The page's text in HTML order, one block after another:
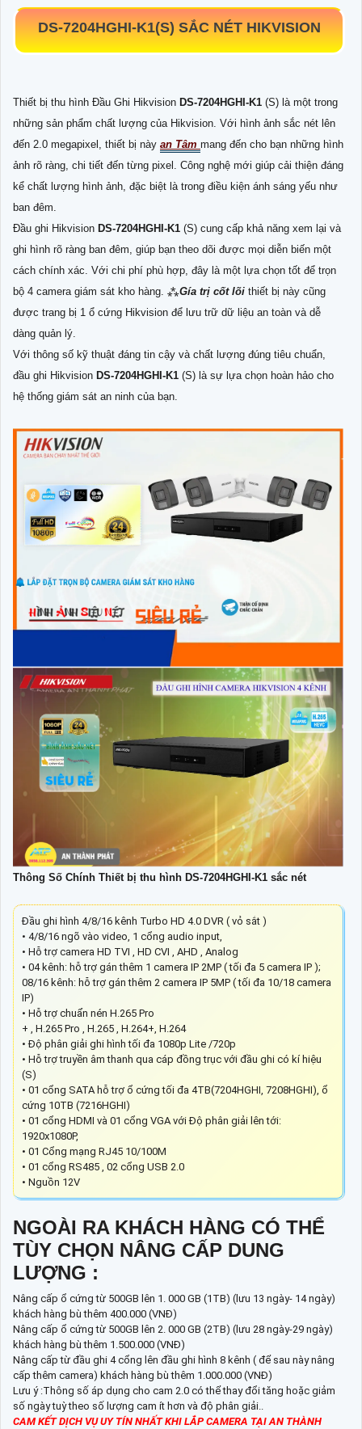
DS-7204HGHI-K1(S) SẮC NÉT HIKVISION
Thiết bị thu hình Đầu Ghi Hikvision DS-7204HGHI-K1 (S) là một trong
những sản phẩm chất lượng của Hikvision. Với hình ảnh sắc nét lên
đến 2.0 megapixel, thiết bị này an Tâm mang đến cho bạn những hình
ảnh rõ ràng, chi tiết đến từng pixel. Công nghệ mới giúp cải thiện đáng
kể chất lượng hình ảnh, đặc biệt là trong điều kiện ánh sáng yếu như
ban đêm.
Đầu ghi Hikvision DS-7204HGHI-K1 (S) cung cấp khả năng xem lại và
ghi hình rõ ràng ban đêm, giúp bạn theo dõi được mọi diễn biến một
cách chính xác. Với chi phí phù hợp, đây là một lựa chọn tốt để trọn
bộ 4 camera giám sát kho hàng. ⁂Gía trị cốt lõi thiết bị này cũng
được trang bị 1 ổ cứng Hikvision để lưu trữ dữ liệu an toàn và dễ
dàng quản lý.
Với thông số kỹ thuật đáng tin cậy và chất lượng đúng tiêu chuẩn,
đầu ghi Hikvision DS-7204HGHI-K1 (S) là sự lựa chọn hoàn hảo cho
hệ thống giám sát an ninh của bạn.
Thông Số Chính Thiết bị thu hình DS-7204HGHI-K1 sắc nét
Đầu ghi hình 4/8/16 kênh Turbo HD 4.0 DVR ( vỏ sắt )
• 4/8/16 ngõ vào video, 1 cổng audio input,
• Hỗ trợ camera HD TVI , HD CVI , AHD , Analog
• 04 kênh: hỗ trợ gán thêm 1 camera IP 2MP ( tối đa 5 camera IP );
08/16 kênh: hỗ trợ gán thêm 2 camera IP 5MP ( tối đa 10/18 camera
IP)
• Hỗ trợ chuẩn nén H.265 Pro
+ , H.265 Pro , H.265 , H.264+, H.264
• Độ phân giải ghi hình tối đa 1080p Lite /720p
• Hỗ trợ truyền âm thanh qua cáp đồng trục với đầu ghi có kí hiệu
(S)
• 01 cổng SATA hỗ trợ ổ cứng tối đa 4TB(7204HGHI, 7208HGHI), ổ
cứng 10TB (7216HGHI)
• 01 cổng HDMI và 01 cổng VGA với Độ phân giải lên tới:
1920x1080P,
• 01 Cổng mạng RJ45 10/100M
• 01 cổng RS485 , 02 cổng USB 2.0
• Nguồn 12V
NGOÀI RA KHÁCH HÀNG CÓ THỂ
TÙY CHỌN NÂNG CẤP DUNG
LƯỢNG :
Nâng cấp ổ cứng từ 500GB lên 1. 000 GB (1TB) (lưu 13 ngày- 14 ngày)
khách hàng bù thêm 400.000 (VNĐ)
Nâng cấp ổ cứng từ 500GB lên 2. 000 GB (2TB) (lưu 28 ngày-29 ngày)
khách hàng bù thêm 1.500.000 (VNĐ)
Nâng cấp từ đầu ghi 4 cổng lên đầu ghi hình 8 kênh ( để sau này nâng
cấp thêm camera) khách hàng bù thêm 1.000.000 (VNĐ)
Lưu ý :Thông số áp dụng cho cam 2.0 có thể thay đổi tăng hoặc giảm
số ngày tuỳ theo số lượng cam ít hơn và độ phân giải..
CAM KẾT DỊCH VỤ UY TÍN NHẤT KHI LẮP CAMERA TẠI AN THÀNH